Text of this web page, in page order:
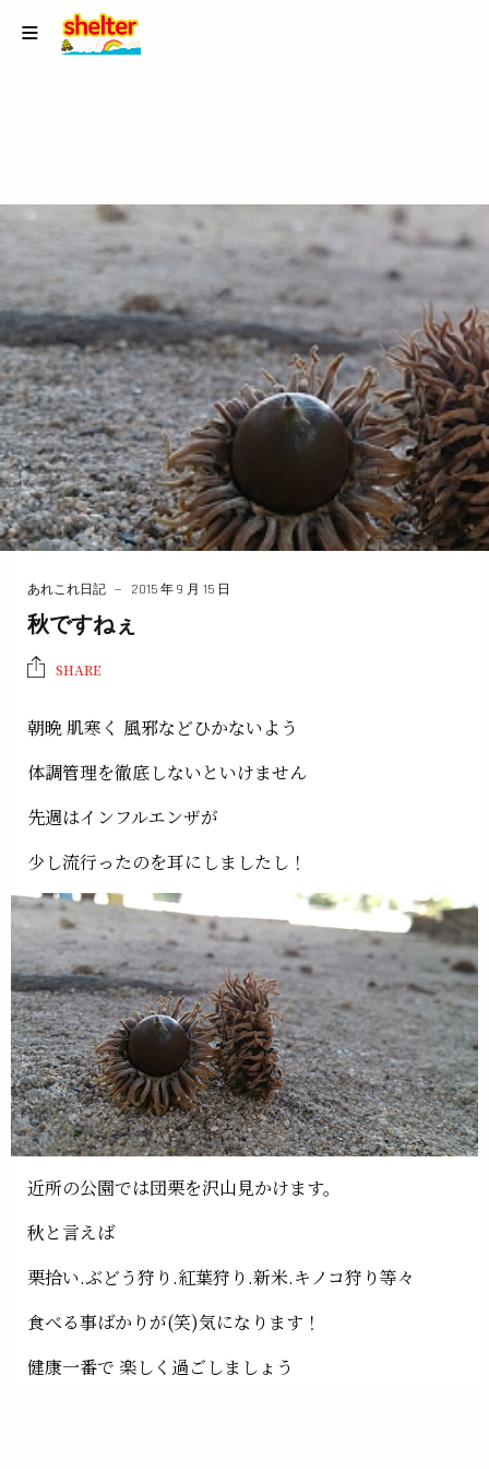
あれこれ日記 2015 年 9 月 15 日
秋ですねぇ
SHARE
朝晩 肌寒く 風邪などひかないよう
体調管理を徹底しないといけません
先週はインフルエンザが
少し流行ったのを耳にしましたし！
近所の公園では団栗を沢山見かけます。
秋と言えば
栗拾い.ぶどう狩り.紅葉狩り.新米.キノコ狩り等々
食べる事ばかりが(笑)気になります！
健康一番で 楽しく過ごしましょう